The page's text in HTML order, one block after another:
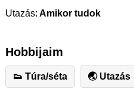
Utazás: Amikor tudok
Hobbijaim
👟 Túra/séta 🌏 Utazás